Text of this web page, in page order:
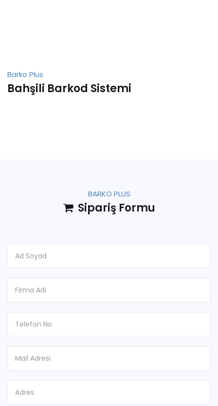
Barko Plus
Bahşili Barkod Sistemi
BARKO PLUS
Sipariş Formu